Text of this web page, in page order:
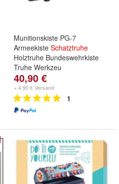
Munitionskiste PG-7
Armeekiste Schatztruhe
Holztruhe Bundeswehrkiste
Truhe Werkzeu
40,90 €
+ 4,90 € Versand
1